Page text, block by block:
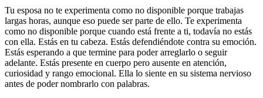
Tu esposa no te experimenta como no disponible porque trabajas
largas horas, aunque eso puede ser parte de ello. Te experimenta
como no disponible porque cuando está frente a ti, todavía no estás
con ella. Estás en tu cabeza. Estás defendiéndote contra su emoción.
Estás esperando a que termine para poder arreglarlo o seguir
adelante. Estás presente en cuerpo pero ausente en atención,
curiosidad y rango emocional. Ella lo siente en su sistema nervioso
antes de poder nombrarlo con palabras.